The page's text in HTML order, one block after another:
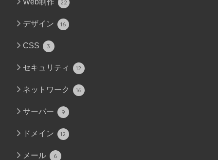
22
デザイン 16
CSS 3
セキュリティ 12
ネットワーク 16
サーバー 9
ドメイン 12
メール 6